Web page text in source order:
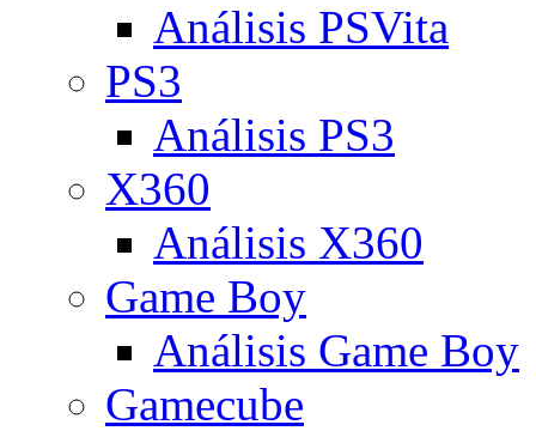
Análisis PSVita
PS3
Análisis PS3
X360
Análisis X360
Game Boy
Análisis Game Boy
Gamecube